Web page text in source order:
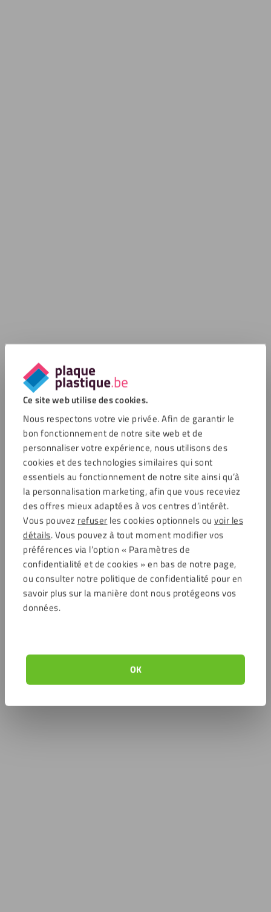
Ce site web utilise des cookies.
Nous respectons votre vie privée. Afin de garantir le
bon fonctionnement de notre site web et de
personnaliser votre expérience, nous utilisons des
cookies et des technologies similaires qui sont
essentiels au fonctionnement de notre site ainsi qu’à
la personnalisation marketing, afin que vous receviez
des offres mieux adaptées à vos centres d’intérêt.
Vous pouvezrefuserles cookies optionnels ou voir les
détails. Vous pouvez à tout moment modifier vos
préférences via l’option « Paramètres de
confidentialité et de cookies » en bas de notre page,
ou consulter notre politique de confidentialité pour en
savoir plus sur la manière dont nous protégeons vos
données.
OK